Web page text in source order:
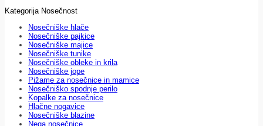
Kategorija Nosečnost
Nosečniške hlače
Nosečniške pajkice
Nosečniške majice
Nosečniške tunike
Nosečniške obleke in krila
Nosečniške jope
Pižame za nosečnice in mamice
Nosečniško spodnje perilo
Kopalke za nosečnice
Hlačne nogavice
Nosečniške blazine
Nega nosečnice